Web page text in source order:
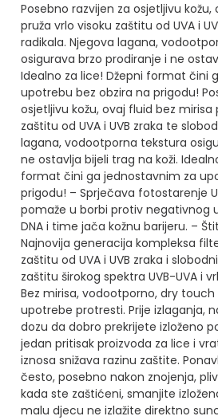
Posebno razvijen za osjetljivu
pruža vrlo visoku zaštitu od UVA i
radikala. Njegova lagana,
osigurava brzo prodiranje i ne
Idealno za lice! Džepni format čini
upotrebu bez obzira na prigodu!
osjetljivu kožu, ovaj fluid bez mirisa
zaštitu od UVA i UVB zraka te
lagana, vodootporna tekstura
ne ostavlja bijeli trag na koži.
format čini ga jednostavnim za
prigodu! – Sprječava fotostarenje
pomaže u borbi protiv negativnog
DNA i time jača kožnu barijeru. –
Najnovija generacija kompleksa
zaštitu od UVA i UVB zraka i
zaštitu širokog spektra UVB-UVA i
Bez mirisa, vodootporno, dry
upotrebe protresti. Prije izlaganja,
dozu da dobro prekrijete izloženo
jedan pritisak proizvoda za lice i
iznosa snižava razinu zaštite.
često, posebno nakon znojenja,
kada ste zaštićeni, smanjite
malu djecu ne izlažite direktno